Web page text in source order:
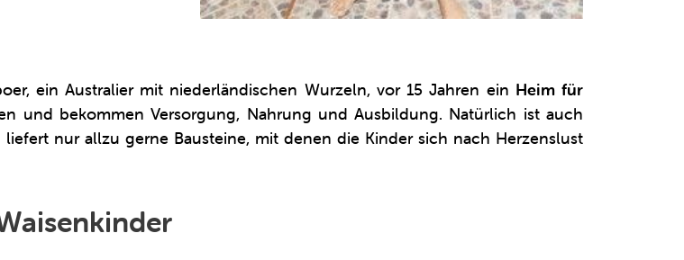
ein Australier mit niederländischen Wurzeln, vor 15 Jahren ein Heim für
und bekommen Versorgung, Nahrung und Ausbildung. Natürlich ist auch
nur allzu gerne Bausteine, mit denen die Kinder sich nach Herzenslust